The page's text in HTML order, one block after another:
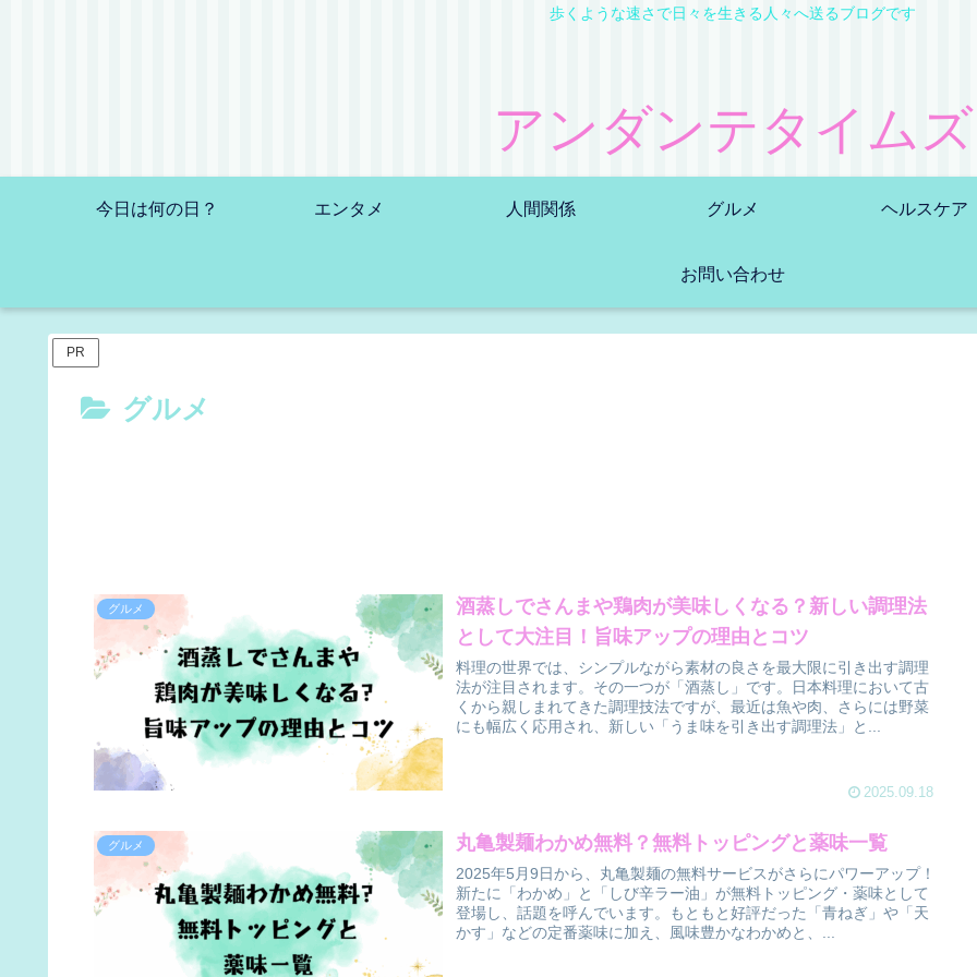
歩くような速さで日々を生きる人々へ送るブログです
アンダンテタイムズ
今日は何の日？ エンタメ 人間関係 グルメ ヘルスケア
お問い合わせ
PR
グルメ
グルメ
酒蒸しでさんまや鶏肉が美味しくなる？新しい調理法
として大注目！旨味アップの理由とコツ
料理の世界では、シンプルながら素材の良さを最大限に引き出す調理
法が注目されます。その一つが「酒蒸し」です。日本料理において古
くから親しまれてきた調理技法ですが、最近は魚や肉、さらには野菜
にも幅広く応用され、新しい「うま味を引き出す調理法」と...
2025.09.18
グルメ 丸亀製麺わかめ無料？無料トッピングと薬味一覧
2025年5月9日から、丸亀製麺の無料サービスがさらにパワーアップ！
新たに「わかめ」と「しび辛ラー油」が無料トッピング・薬味として
登場し、話題を呼んでいます。もともと好評だった「青ねぎ」や「天
かす」などの定番薬味に加え、風味豊かなわかめと、...